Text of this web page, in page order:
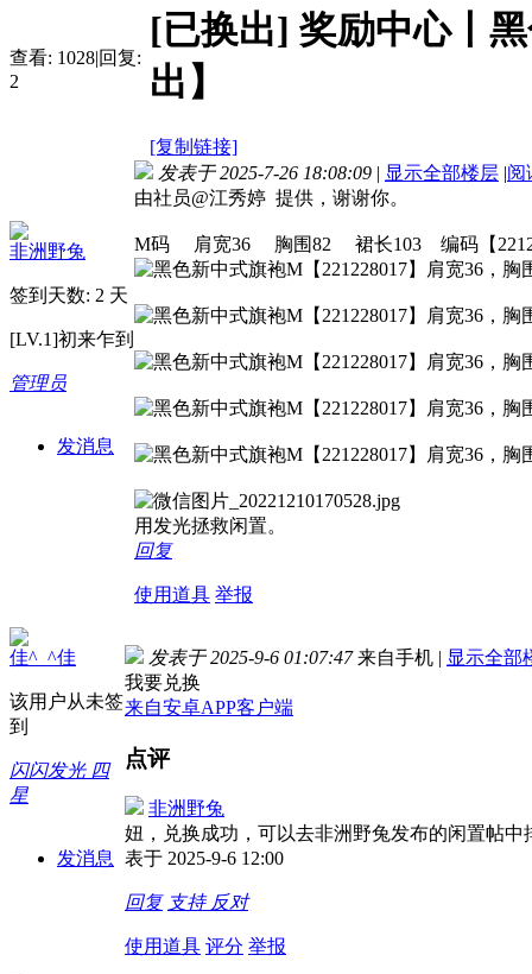
查看: 1028|回复:
2
[已换出] 奖励中心丨
出】
[复制链接]
非洲野兔
签到天数: 2 天
[LV.1]初来乍到
管理员
发消息
发表于 2025-7-26 18:08:09 | 显示全部楼层 |阅
由社员@江秀婷 提供，谢谢你。
M码 肩宽36 胸围82 裙长103 编码【
用发光拯救闲置。
回复
使用道具 举报
佳^_^佳
该用户从未签
到
闪闪发光 四
星
发消息
发表于 2025-9-6 01:07:47 来自手机 | 显示全部
我要兑换
来自安卓APP客户端
点评
非洲野兔
妞，兑换成功，可以去非洲野兔发布的闲置帖中
表于 2025-9-6 12:00
回复 支持 反对
使用道具 评分 举报